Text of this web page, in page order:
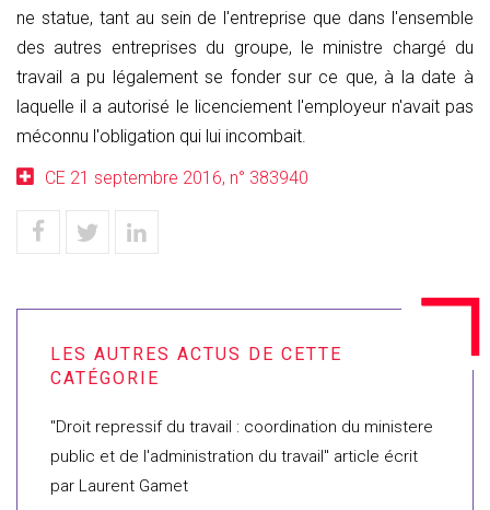
ne statue, tant au sein de l'entreprise que dans l'ensemble
des autres entreprises du groupe, le ministre chargé du
travail a pu légalement se fonder sur ce que, à la date à
laquelle il a autorisé le licenciement l'employeur n'avait pas
méconnu l'obligation qui lui incombait.
CE 21 septembre 2016, n° 383940
"Droit repressif du travail : coordination du ministere
public et de l'administration du travail" article écrit
par Laurent Gamet